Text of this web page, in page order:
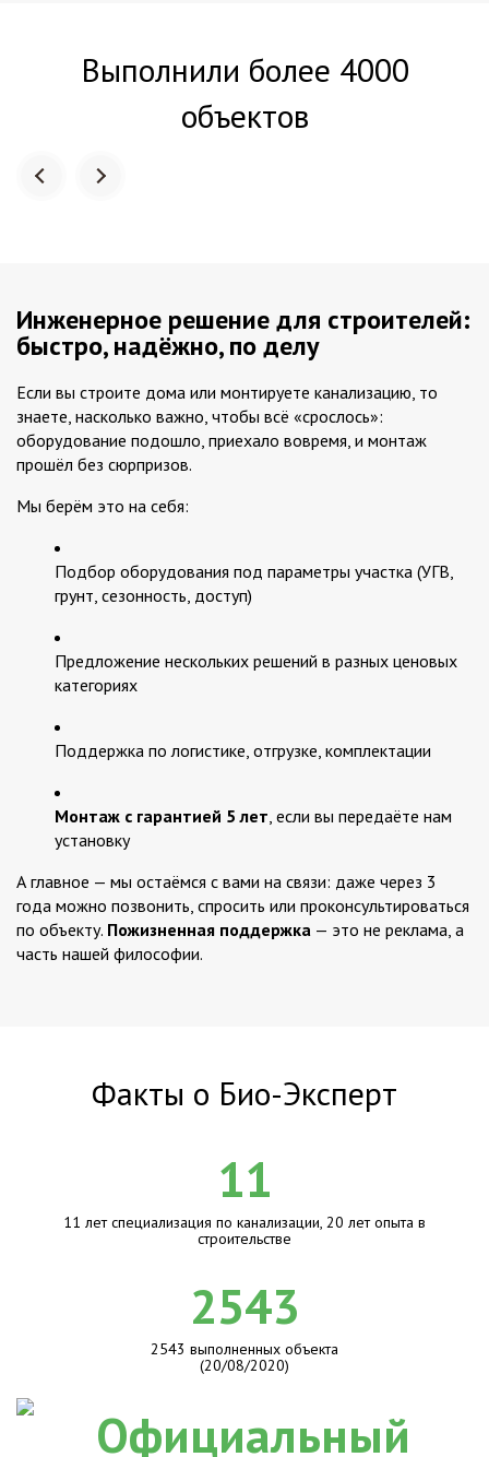
Выполнили более 4000
объектов
Инженерное решение для строителей:
быстро, надёжно, по делу
Если вы строите дома или монтируете канализацию, то
знаете, насколько важно, чтобы всё «срослось»:
оборудование подошло, приехало вовремя, и монтаж
прошёл без сюрпризов.
Мы берём это на себя:
Подбор оборудования под параметры участка (УГВ,
грунт, сезонность, доступ)
Предложение нескольких решений в разных ценовых
категориях
Поддержка по логистике, отгрузке, комплектации
Монтаж с гарантией 5 лет, если вы передаёте нам
установку
А главное — мы остаёмся с вами на связи: даже через 3
года можно позвонить, спросить или проконсультироваться
по объекту. Пожизненная поддержка — это не реклама, а
часть нашей философии.
Факты о Био-Эксперт
11
11 лет специализация по канализации, 20 лет опыта в
строительстве
2543
2543 выполненных объекта
(20/08/2020)